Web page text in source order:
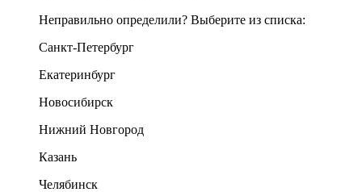
Неправильно определили? Выберите из списка:
Санкт-Петербург
Екатеринбург
Новосибирск
Нижний Новгород
Казань
Челябинск